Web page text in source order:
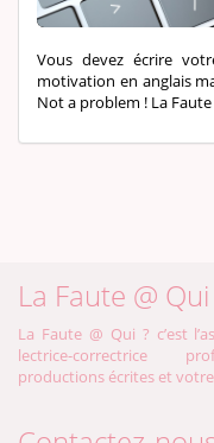
Vous devez écrire
motivation en anglais
Not a problem ! La
La Faute @ Qui
La Faute @ Qui ? c’est
lectrice-correctrice
productions écrites et